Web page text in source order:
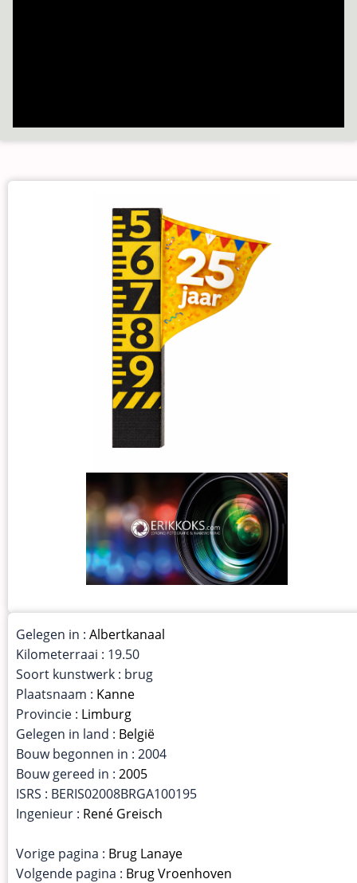
Gelegen in : Albertkanaal
Kilometerraai : 19.50
Soort kunstwerk : brug
Plaatsnaam : Kanne
Provincie : Limburg
Gelegen in land : België
Bouw begonnen in : 2004
Bouw gereed in : 2005
ISRS : BERIS02008BRGA100195
Ingenieur : René Greisch
Vorige pagina : Brug Lanaye
Volgende pagina : Brug Vroenhoven